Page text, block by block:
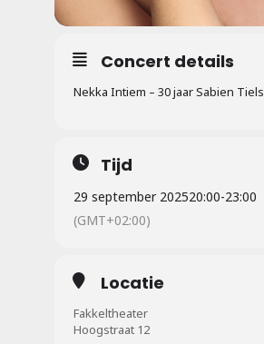
Concert details
Nekka Intiem – 30 jaar Sabien Tiels
Tijd
29 september 202520:00-23:00
(GMT+02:00)
Locatie
Fakkeltheater
Hoogstraat 12